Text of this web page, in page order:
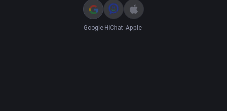
Google HiChat Apple